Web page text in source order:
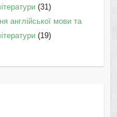
(31)
англійської мови та
(19)